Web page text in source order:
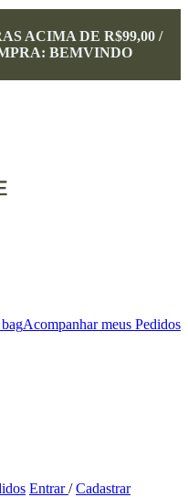
ACIMA DE R$99,00 /
BEMVINDO
Acompanhar meus Pedidos
Entrar/Cadastrar